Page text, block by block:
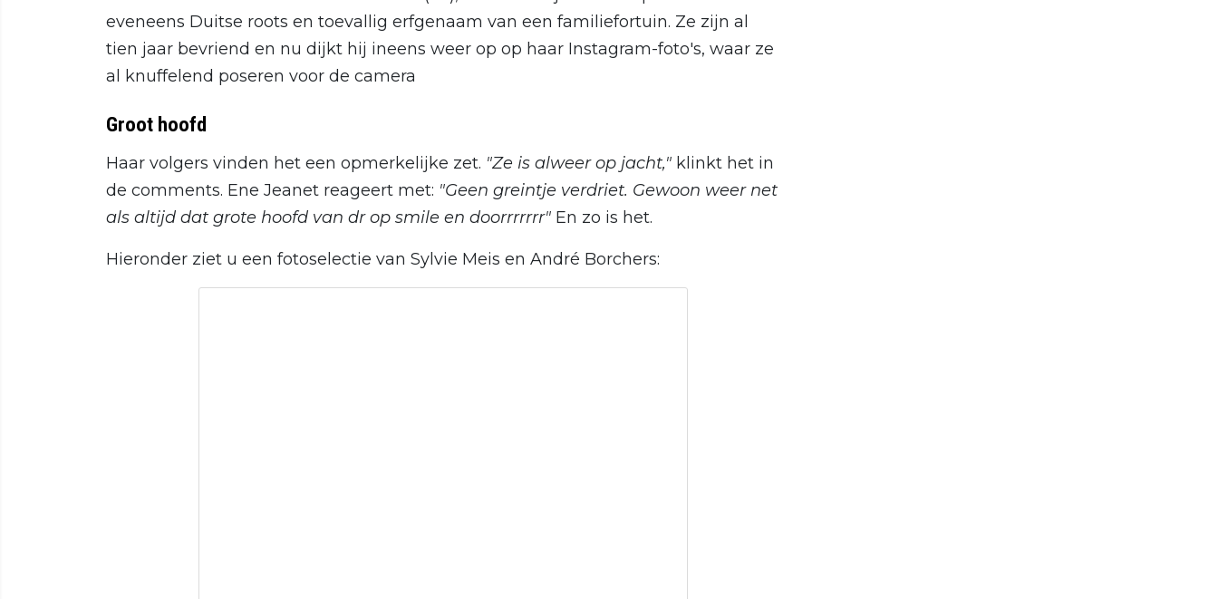
eveneens Duitse roots en toevallig erfgenaam van een familiefortuin. Ze zijn al
tien jaar bevriend en nu dijkt hij ineens weer op op haar Instagram-foto's, waar ze
al knuffelend poseren voor de camera
Groot hoofd
Haar volgers vinden het een opmerkelijke zet. "Ze is alweer op jacht," klinkt het in
de comments. Ene Jeanet reageert met: "Geen greintje verdriet. Gewoon weer net
als altijd dat grote hoofd van dr op smile en doorrrrrrr" En zo is het.
Hieronder ziet u een fotoselectie van Sylvie Meis en André Borchers: